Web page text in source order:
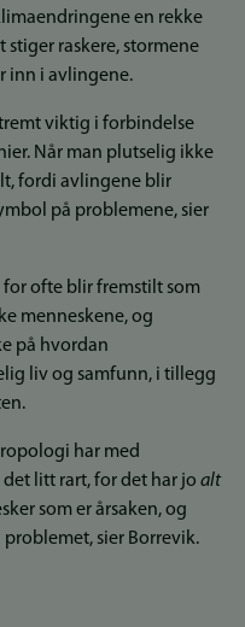
en rekke
stiger raskere, stormene
inn i avlingene.
viktig i forbindelse
Når man plutselig ikke
fordi avlingene blir
på problemene, sier
ofte blir fremstilt som
menneskene, og
på hvordan
liv og samfunn, i tillegg
har med
litt rart, for det har jo alt
som er årsaken, og
sier Borrevik.